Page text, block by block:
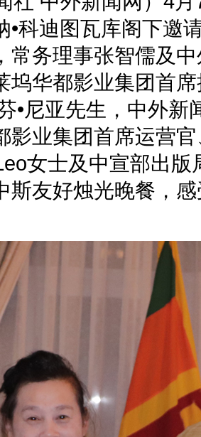
•科迪图瓦库阁下邀
常务理事张智儒及
坞华都影业集团首
•尼亚先生，中外
影业集团首席运营
女士及中宣部出
斯友好烛光晚餐，